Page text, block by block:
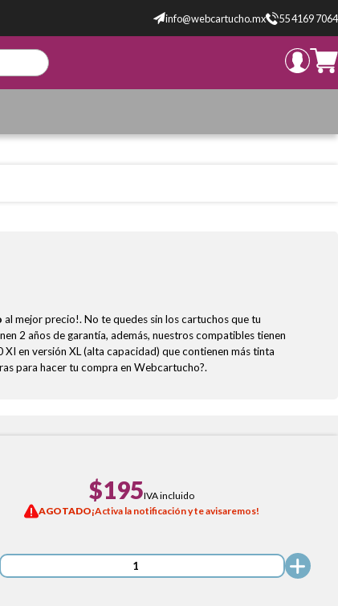
info@webcartucho.mx 55 4169 7064
al mejor precio!. No te quedes sin los cartuchos que tu
2 años de garantía, además, nuestros compatibles tienen
en versión XL (alta capacidad) que contienen más tinta
para hacer tu compra en Webcartucho?.
$195IVA incluido
AGOTADO¡Activa la notificación y te avisaremos!